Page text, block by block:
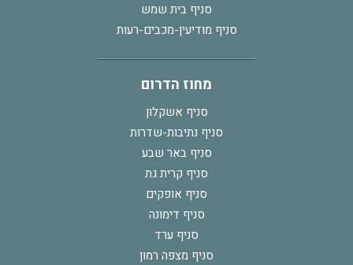
סניף בית שמש
סניף מודיעין-מכבים-רעות
מחוז הדרום
סניף אשקלון
סניף נתיבות-שדרות
סניף באר שבע
סניף קרית גת
סניף אופקים
סניף דימונה
סניף ערד
סניף מצפה רמון